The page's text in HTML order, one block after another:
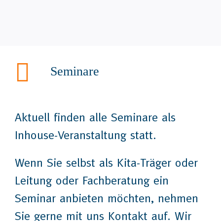
Seminare
Aktuell finden alle Seminare als
Inhouse-Veranstaltung statt.
Wenn Sie selbst als Kita-Träger oder
Leitung oder Fachberatung ein
Seminar anbieten möchten, nehmen
Sie gerne mit uns Kontakt auf. Wir